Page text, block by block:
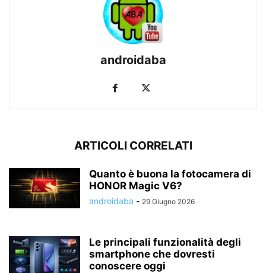
androidaba
ARTICOLI CORRELATI
Quanto è buona la fotocamera di
HONOR Magic V6?
androidaba - 29 Giugno 2026
Le principali funzionalità degli
smartphone che dovresti
conoscere oggi